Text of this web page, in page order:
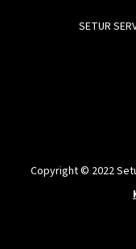
SETUR
Copyright © 2022